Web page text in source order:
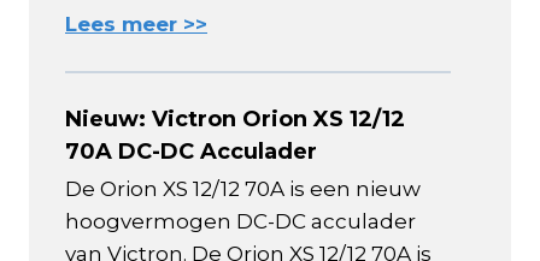
Lees meer >>
Nieuw: Victron Orion XS 12/12
70A DC-DC Acculader
De Orion XS 12/12 70A is een nieuw
hoogvermogen DC-DC acculader
van Victron. De Orion XS 12/12 70A is